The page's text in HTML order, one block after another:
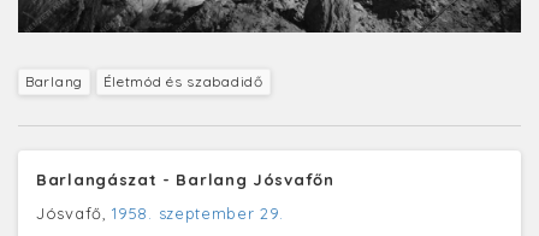
Barlang Életmód és szabadidő
Barlangászat - Barlang Jósvafőn
Jósvafő,1958. szeptember 29.